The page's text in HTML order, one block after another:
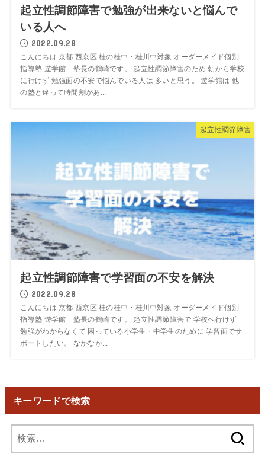
起立性調節障害で勉強が出来ないと悩んで
いる人へ
2022.09.28
こんにちは 京都 西京区 桂の桂中・桂川中対象 オーダーメイド個別
指導塾 遊学館 塾長の鶴崎です。 起立性調節障害のため 朝から学校
に行けず 勉強面の不安で悩んでいる人は 多いと思う。 遊学館は 他
の塾と違って時間割があ...
起立性調節障害
起立性調節障害で学習面の不安を解決
2022.09.28
こんにちは 京都 西京区 桂の桂中・桂川中対象 オーダーメイド個別
指導塾 遊学館 塾長の鶴崎です。 起立性調節障害で 学校へ行けず
勉強がわからなくて 困っている小学生・中学生のために 学習面でサ
ポートしたい。 なかなか...
キーワードで検索
索: